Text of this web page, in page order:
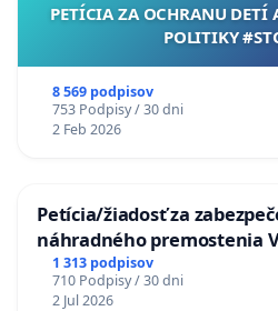
PETÍCIA ZA OCHRANU DETÍ
POLITIKY
8 569 podpisov
753 Podpisy / 30 dni
2 Feb 2026
Petícia/žiadosť za
náhradného premostenia
uzávery Vážskeho mosta v
1 313 podpisov
710 Podpisy / 30 dni
2 Jul 2026